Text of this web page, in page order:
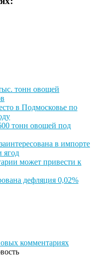
тонн овощей
в Подмосковье по
тонн овощей под
в импорте
ягод
может привести к
дефляция 0,02%
комментариях